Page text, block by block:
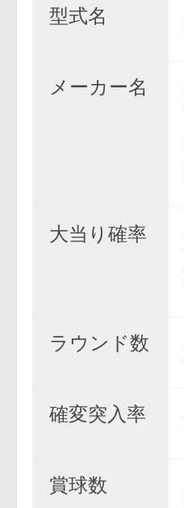
型式名
メーカー名
大当り確率
ラウンド数
確変突入率
賞球数